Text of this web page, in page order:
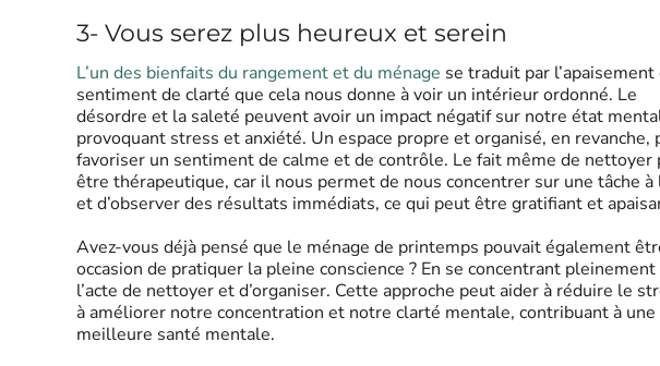
3- Vous serez plus heureux et serein
L’un des bienfaits du rangement et du ménage se traduit par
sentiment de clarté que cela nous donne à voir un intérieur ordonné. Le
désordre et la saleté peuvent avoir un impact négatif sur notre état
provoquant stress et anxiété. Un espace propre et organisé, en revanche,
favoriser un sentiment de calme et de contrôle. Le fait même de nettoyer
être thérapeutique, car il nous permet de nous concentrer sur une tâche à
et d’observer des résultats immédiats, ce qui peut être gratifiant et
Avez-vous déjà pensé que le ménage de printemps pouvait également
occasion de pratiquer la pleine conscience ? En se concentrant
l’acte de nettoyer et d’organiser. Cette approche peut aider à réduire le
à améliorer notre concentration et notre clarté mentale, contribuant à une
meilleure santé mentale.